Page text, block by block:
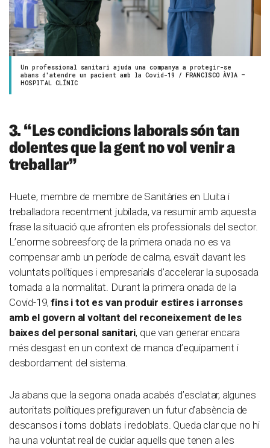
Un professional sanitari ajuda una companya a protegir-se
abans d'atendre un pacient amb la Covid-19 / FRANCISCO ÀVIA –
HOSPITAL CLÍNIC
3. “Les condicions laborals són tan
dolentes que la gent no vol venir a
treballar”
Huete, membre de membre de Sanitàries en Lluita i
treballadora recentment jubilada, va resumir amb aquesta
frase la situació que afronten els professionals del sector.
L’enorme sobreesforç de la primera onada no es va
compensar amb un període de calma, esvaït davant les
voluntats polítiques i empresarials d’accelerar la suposada
tornada a la normalitat. Durant la primera onada de la
Covid-19, fins i tot es van produir estires i arronses
amb el govern al voltant del reconeixement de les
baixes del personal sanitari, que van generar encara
més desgast en un context de manca d’equipament i
desbordament del sistema.
Ja abans que la segona onada acabés d’esclatar, algunes
autoritats polítiques prefiguraven un futur d’absència de
descansos i torns doblats i redoblats. Queda clar que no hi
ha una voluntat real de cuidar aquells que tenen a les